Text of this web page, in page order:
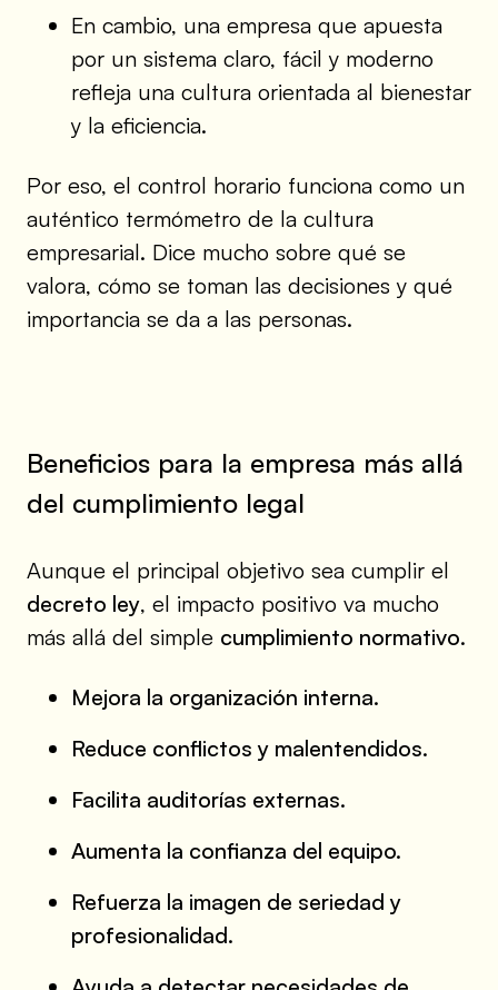
En cambio, una empresa que apuesta
por un sistema claro, fácil y moderno
refleja una cultura orientada al bienestar
y la eficiencia.
Por eso, el control horario funciona como un
auténtico termómetro de la cultura
empresarial. Dice mucho sobre qué se
valora, cómo se toman las decisiones y qué
importancia se da a las personas.
Beneficios para la empresa más allá
del cumplimiento legal
Aunque el principal objetivo sea cumplir el
decreto ley, el impacto positivo va mucho
más allá del simple cumplimiento normativo.
Mejora la organización interna.
Reduce conflictos y malentendidos.
Facilita auditorías externas.
Aumenta la confianza del equipo.
Refuerza la imagen de seriedad y
profesionalidad.